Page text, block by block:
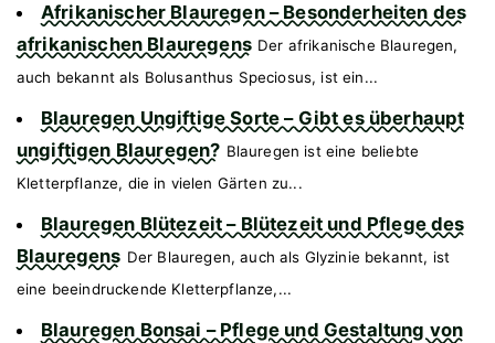
Afrikanischer Blauregen – Besonderheiten des
afrikanischen Blauregens Der afrikanische Blauregen,
auch bekannt als Bolusanthus Speciosus, ist ein...
Blauregen Ungiftige Sorte – Gibt es überhaupt
ungiftigen Blauregen? Blauregen ist eine beliebte
Kletterpflanze, die in vielen Gärten zu...
Blauregen Blütezeit – Blütezeit und Pflege des
Blauregens Der Blauregen, auch als Glyzinie bekannt, ist
eine beeindruckende Kletterpflanze,...
Blauregen Bonsai – Pflege und Gestaltung von